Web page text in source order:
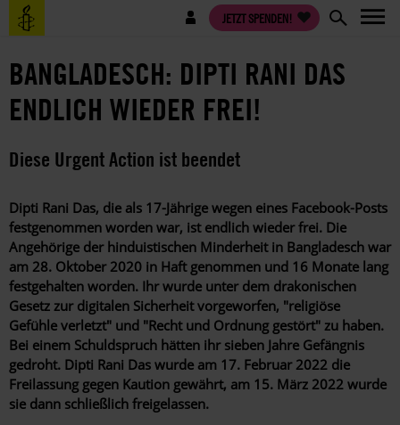
Direkt
zum
Benutzermenü JETZT SPENDEN!
BANGLADESCH: DIPTI RANI DAS
ENDLICH WIEDER FREI!
Diese Urgent Action ist beendet
Dipti Rani Das, die als 17-Jährige wegen eines Facebook-Posts
festgenommen worden war, ist endlich wieder frei. Die
Angehörige der hinduistischen Minderheit in Bangladesch war
am 28. Oktober 2020 in Haft genommen und 16 Monate lang
festgehalten worden. Ihr wurde unter dem drakonischen
Gesetz zur digitalen Sicherheit vorgeworfen, "religiöse
Gefühle verletzt" und "Recht und Ordnung gestört" zu haben.
Bei einem Schuldspruch hätten ihr sieben Jahre Gefängnis
gedroht. Dipti Rani Das wurde am 17. Februar 2022 die
Freilassung gegen Kaution gewährt, am 15. März 2022 wurde
sie dann schließlich freigelassen.